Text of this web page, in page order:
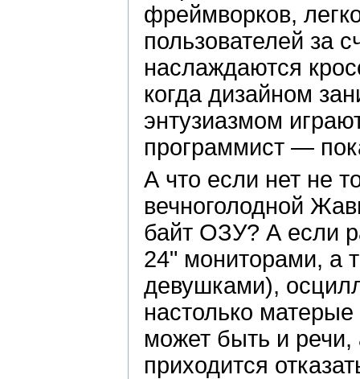
фреймворков,
пользователей за
наслаждаются
когда дизайном
энтузиазмом
программист —
А что если нет не
вечноголодной
байт ОЗУ? А если
24" мониторами, а
девушками),
настолько
может быть и речи,
приходится